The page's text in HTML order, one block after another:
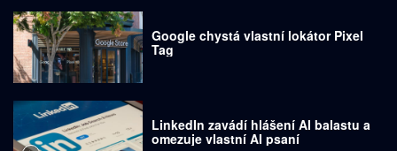
Google chystá vlastní lokátor Pixel
Tag
LinkedIn zavádí hlášení AI balastu a
omezuje vlastní AI psaní